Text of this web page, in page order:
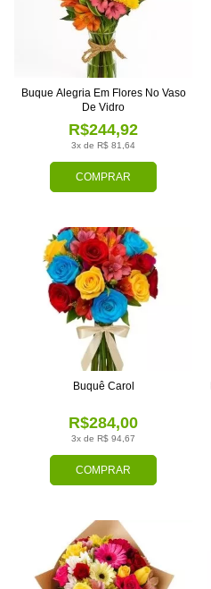
COMPRAR
3x de R$ 81,64
R$244,92
Buque Alegria Em Flores No Vaso
De Vidro
COMPRAR
3x de R$ 94,67
R$284,00
Buquê Carol